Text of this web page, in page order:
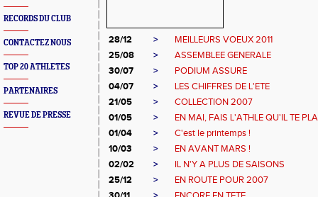
RECORDS DU CLUB
CONTACTEZ NOUS
TOP 20 ATHLETES
PARTENAIRES
REVUE DE PRESSE
28/12 >
MEILLEURS VOEUX 2011
25/08
>
ASSEMBLEE GENERALE
30/07
>
PODIUM ASSURE
04/07
>
LES CHIFFRES DE L'ETE
21/05
>
COLLECTION 2007
01/05
>
EN MAI, FAIS L'ATHLE QU'IL TE
01/04
>
C'est le printemps !
10/03
>
EN AVANT MARS !
02/02
>
IL N'Y A PLUS DE SAISONS
25/12
>
EN ROUTE POUR 2007